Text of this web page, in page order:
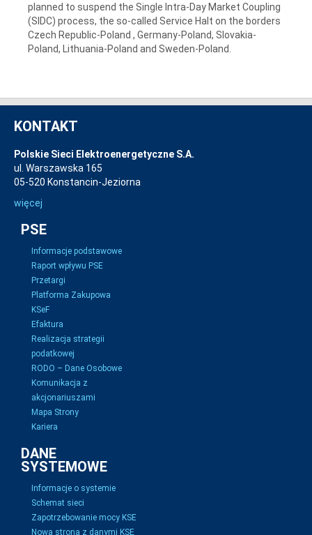
planned to suspend the Single Intra-Day Market Coupling
(SIDC) process, the so-called Service Halt on the borders
Czech Republic-Poland , Germany-Poland, Slovakia-
Poland, Lithuania-Poland and Sweden-Poland.
KONTAKT
Polskie Sieci Elektroenergetyczne S.A.
ul. Warszawska 165
05-520 Konstancin-Jeziorna
więcej
PSE
Informacje podstawowe
Raport wpływu PSE
Przetargi
Platforma Zakupowa
KSeF
Efaktura
Realizacja strategii
podatkowej
RODO – Dane Osobowe
Komunikacja z
akcjonariuszami
Mapa Strony
Kariera
DANE
SYSTEMOWE
Informacje o systemie
Schemat sieci
Zapotrzebowanie mocy KSE
Nowa strona z danymi KSE